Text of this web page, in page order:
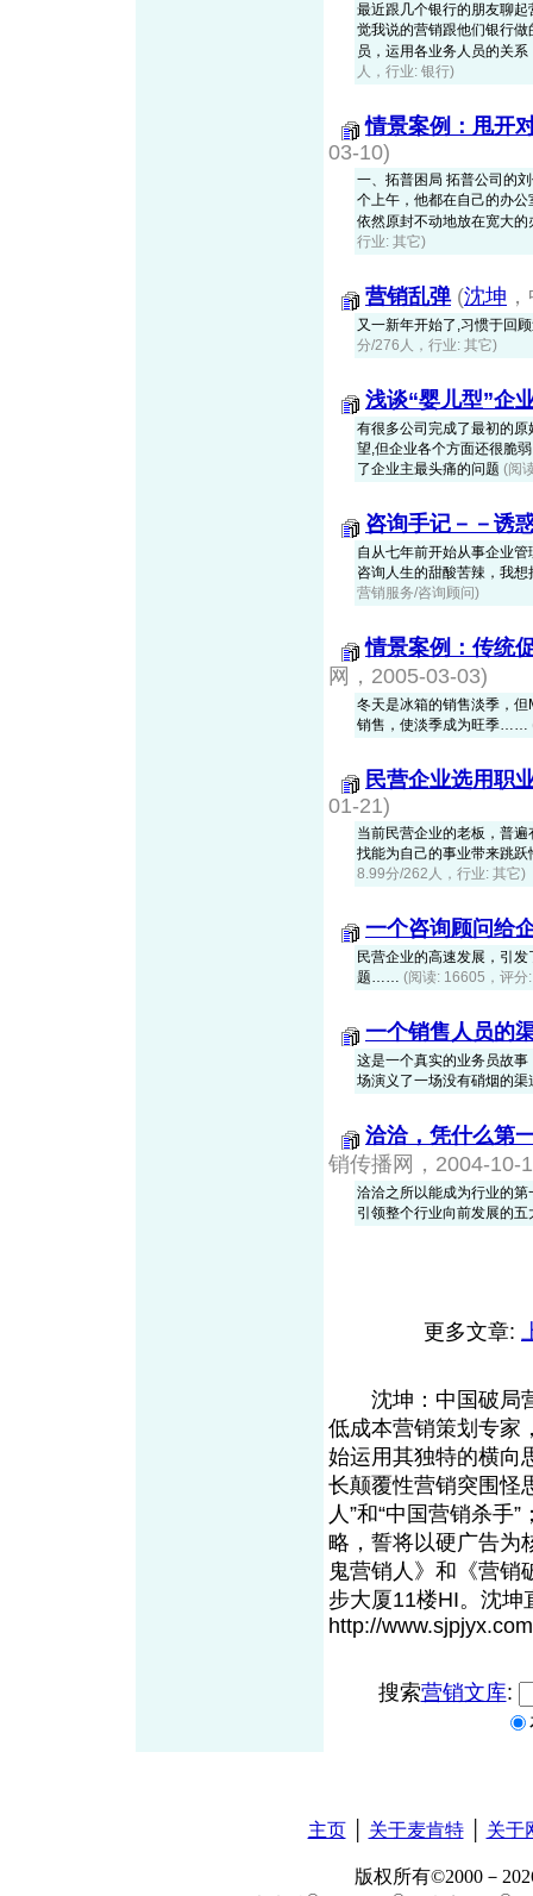
最近跟几个银行的朋友聊
觉我说的营销跟他们银行
员，运用各业务人员的关
人，行业: 银行)
情景案例：甩开
03-10)
一、拓普困局 拓普公司的
个上午，他都在自己的办
依然原封不动地放在宽大
行业: 其它)
营销乱弹 (沈坤
又一新年开始了,习惯于回
分/276人，行业: 其它)
浅谈“婴儿型”企
有很多公司完成了最初的
望,但企业各个方面还很脆
了企业主最头痛的问题 (阅
咨询手记－－诱
自从七年前开始从事企业
咨询人生的甜酸苦辣，我
营销服务/咨询顾问)
情景案例：传统
网，2005-03-03)
冬天是冰箱的销售淡季，
销售，使淡季成为旺季……
民营企业选用职
01-21)
当前民营企业的老板，普
找能为自己的事业带来跳
8.99分/262人，行业: 其它)
一个咨询顾问给
民营企业的高速发展，引
题…… (阅读: 16605，评分
一个销售人员的
这是一个真实的业务员故
场演义了一场没有硝烟的
洽洽，凭什么第
销传播网，2004-10-
洽洽之所以能成为行业的
引领整个行业向前发展的
更多文章:
沈坤：中国破局营
低成本营销策划专家
始运用其独特的横向
长颠覆性营销突围怪
人”和“中国营销杀手
略，誓将以硬广告为
鬼营销人》和《营销
步大厦11楼HI。沈坤
http://
搜索营销文库:
主页│ 关于麦肯特│ 关于
版权所有©2000－